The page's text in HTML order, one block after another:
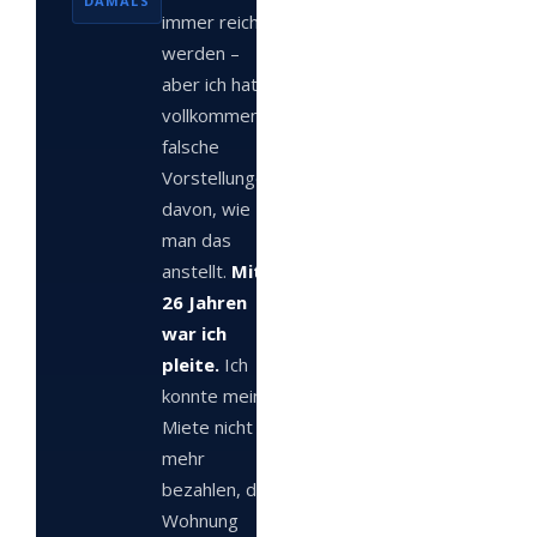
immer reich
werden –
aber ich hatte
vollkommen
falsche
Vorstellungen
davon, wie
man das
anstellt. Mit
26 Jahren
war ich
pleite.Ich
konnte meine
Miete nicht
mehr
bezahlen, die
Wohnung